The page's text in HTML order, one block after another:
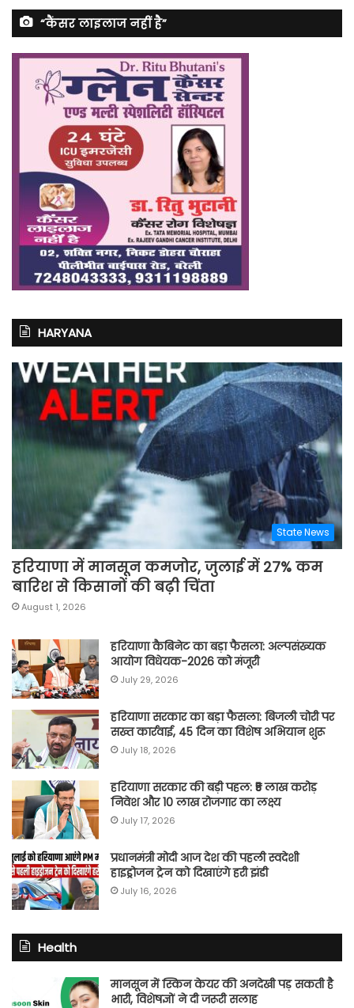
“कैंसर लाइलाज नहीं है”
HARYANA
State News
हरियाणा में मानसून कमजोर, जुलाई में 27% कम
बारिश से किसानों की बढ़ी चिंता
August 1, 2026
हरियाणा कैबिनेट का बड़ा फैसला: अल्पसंख्यक
आयोग विधेयक-2026 को मंजूरी
July 29, 2026
हरियाणा सरकार का बड़ा फैसला: बिजली चोरी पर
सख्त कार्रवाई, 45 दिन का विशेष अभियान शुरू
July 18, 2026
हरियाणा सरकार की बड़ी पहल: ₹5 लाख करोड़
निवेश और 10 लाख रोजगार का लक्ष्य
July 17, 2026
प्रधानमंत्री मोदी आज देश की पहली स्वदेशी
हाइड्रोजन ट्रेन को दिखाएंगे हरी झंडी
July 16, 2026
Health
मानसून में स्किन केयर की अनदेखी पड़ सकती है
भारी, विशेषज्ञों ने दी जरूरी सलाह